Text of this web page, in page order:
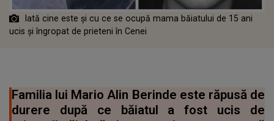
Iată cine este și cu ce se ocupă mama băiatului de 15 ani
ucis și îngropat de prieteni în Cenei
Familia lui Mario Alin Berinde este răpusă de
durere după ce băiatul a fost ucis de